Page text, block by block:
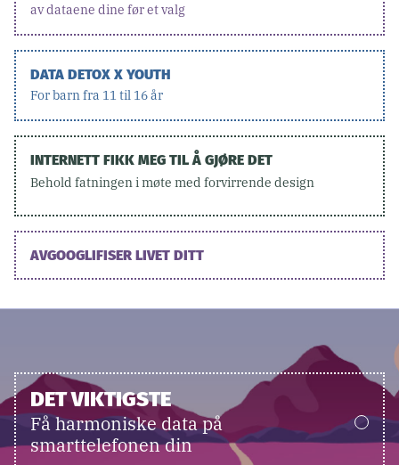
av dataene dine før et valg
DATA DETOX X YOUTH
For barn fra 11 til 16 år
INTERNETT FIKK MEG TIL Å GJØRE DET
Behold fatningen i møte med forvirrende design
AVGOOGLIFISER LIVET DITT
DET VIKTIGSTE
Få harmoniske data på
smarttelefonen din